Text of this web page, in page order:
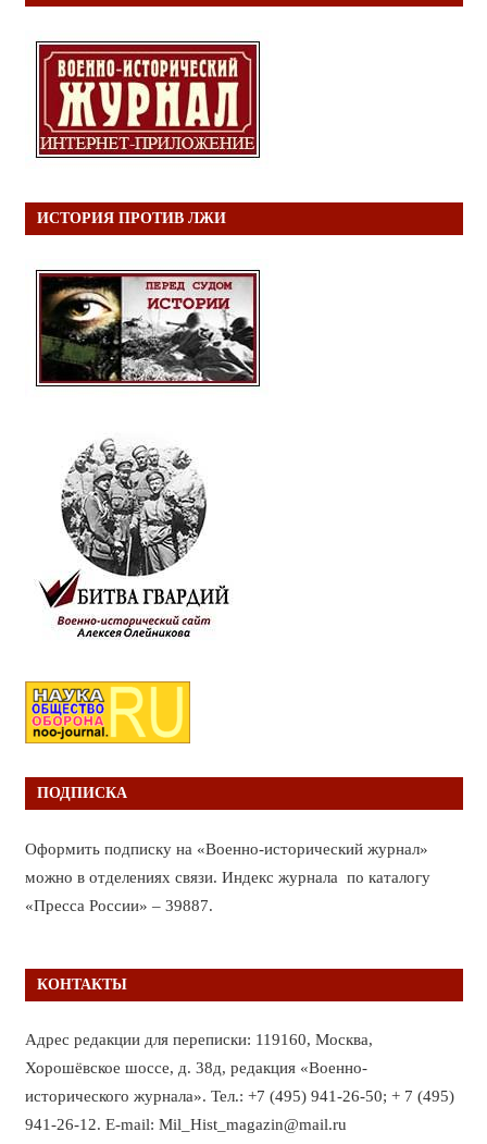
ИСТОРИЯ ПРОТИВ ЛЖИ
ПОДПИСКА
Оформить подписку на «Военно-исторический журнал»
можно в отделениях связи. Индекс журнала по каталогу
«Пресса России» – 39887.
КОНТАКТЫ
Адрес редакции для переписки: 119160, Москва,
Хорошёвское шоссе, д. 38д, редакция «Военно-
исторического журнала». Тел.: +7 (495) 941-26-50; + 7 (495)
941-26-12. E-mail: Mil_Hist_magazin@mail.ru